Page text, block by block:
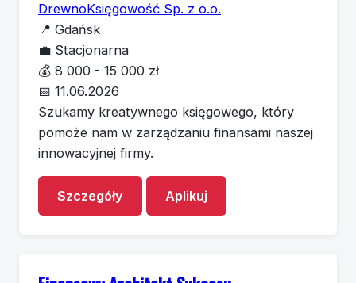
DrewnoKsięgowość Sp. z o.o.
📍 Gdańsk
💼 Stacjonarna
💰 8 000 - 15 000 zł
📅 11.06.2026
Szukamy kreatywnego księgowego, który
pomoże nam w zarządzaniu finansami naszej
innowacyjnej firmy.
Szczegóły Aplikuj